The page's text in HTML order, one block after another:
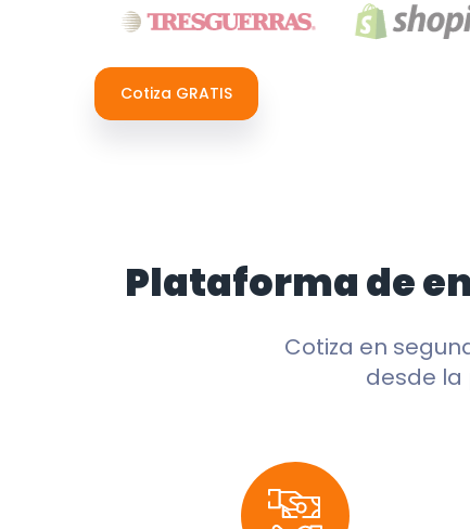
Cotiza GRATIS
Plataforma de
Cotiza en
desde la